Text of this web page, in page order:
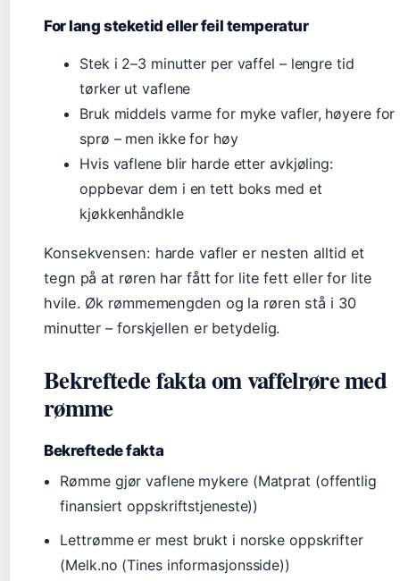
For lang steketid eller feil temperatur
Stek i 2–3 minutter per vaffel – lengre tid
tørker ut vaflene
Bruk middels varme for myke vafler, høyere for
sprø – men ikke for høy
Hvis vaflene blir harde etter avkjøling:
oppbevar dem i en tett boks med et
kjøkkenhåndkle
Konsekvensen: harde vafler er nesten alltid et
tegn på at røren har fått for lite fett eller for lite
hvile. Øk rømmemengden og la røren stå i 30
minutter – forskjellen er betydelig.
Bekreftede fakta om vaffelrøre med
rømme
Bekreftede fakta
Rømme gjør vaflene mykere (Matprat (offentlig
finansiert oppskriftstjeneste))
Lettrømme er mest brukt i norske oppskrifter
(Melk.no (Tines informasjonsside))